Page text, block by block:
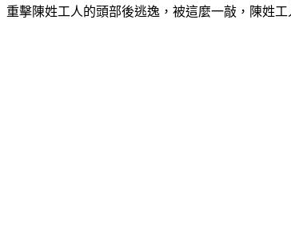
重擊陳姓工人的頭部後逃逸，被這麼一敲，陳姓